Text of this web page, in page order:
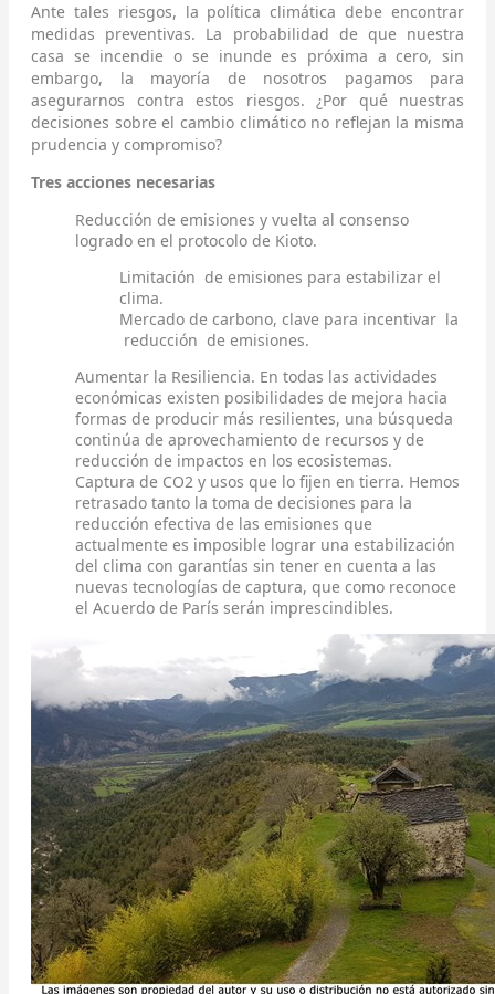
Ante tales riesgos, la política climática debe encontrar
medidas preventivas. La probabilidad de que nuestra
casa se incendie o se inunde es próxima a cero, sin
embargo, la mayoría de nosotros pagamos para
asegurarnos contra estos riesgos. ¿Por qué nuestras
decisiones sobre el cambio climático no reflejan la misma
prudencia y compromiso?
Tres acciones necesarias
Reducción de emisiones y vuelta al consenso
logrado en el protocolo de Kioto.
Limitación de emisiones para estabilizar el
clima.
Mercado de carbono, clave para incentivar la
reducción de emisiones.
Aumentar la Resiliencia. En todas las actividades
económicas existen posibilidades de mejora hacia
formas de producir más resilientes, una búsqueda
continúa de aprovechamiento de recursos y de
reducción de impactos en los ecosistemas.
Captura de CO2 y usos que lo fijen en tierra. Hemos
retrasado tanto la toma de decisiones para la
reducción efectiva de las emisiones que
actualmente es imposible lograr una estabilización
del clima con garantías sin tener en cuenta a las
nuevas tecnologías de captura, que como reconoce
el Acuerdo de París serán imprescindibles.